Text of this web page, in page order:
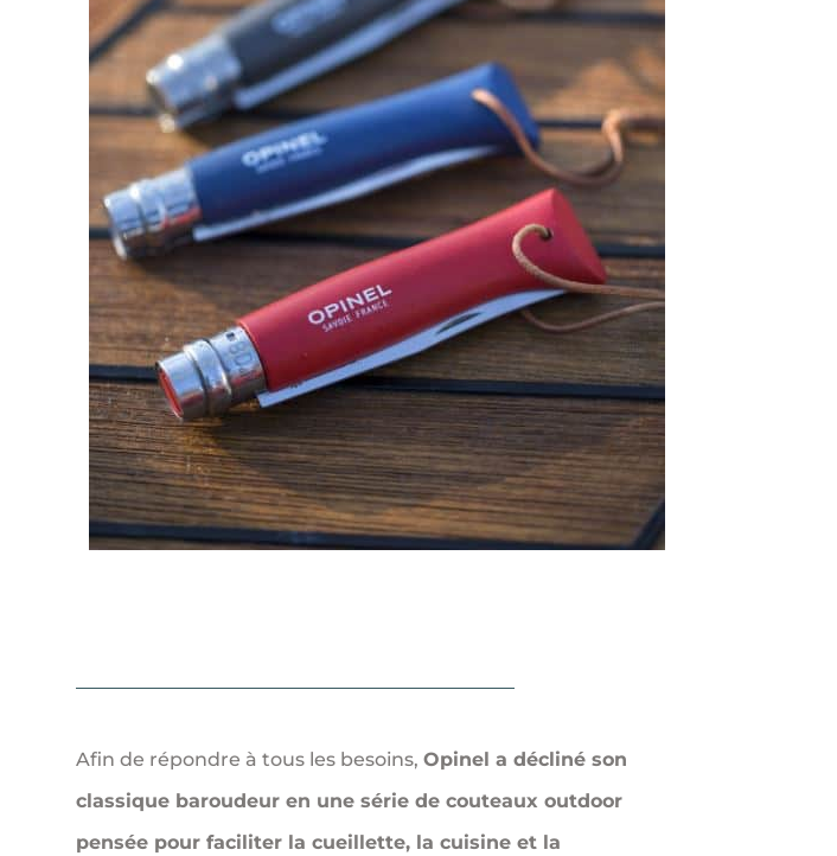
Afin de répondre à tous les besoins, Opinel a décliné son
classique baroudeur en une série de couteaux outdoor
pensée pour faciliter la cueillette, la cuisine et la